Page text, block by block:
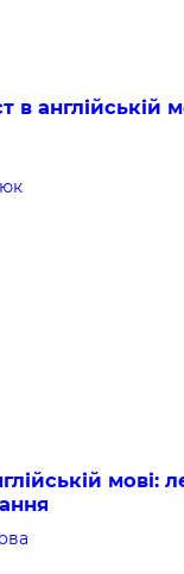
в англійській
мові: